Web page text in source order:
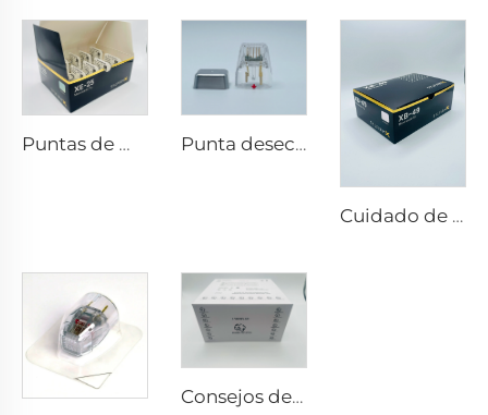
Puntas de microneedling rf Sylfirm X XE-25 Punta desechable Scarlet S de microneedling rf con electrodos bi-polares 25pin
Cuidado de la piel con microneedling rf Sylfirm X puntas Sylfirm X XB-49
Consejos de RF para pixel8